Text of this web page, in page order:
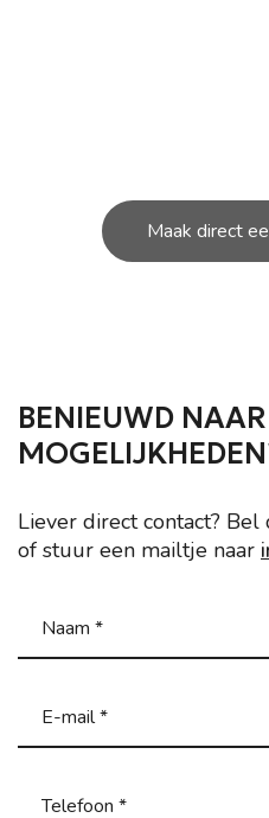
Maak direct
BENIEUWD
Liever direct contact? Bel
of stuur een mailtje naar